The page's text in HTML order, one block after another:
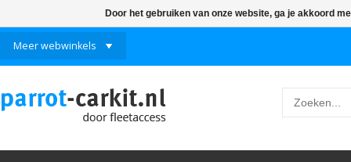
Meer webwinkels
Door het gebruiken van onze website, ga je akkoord